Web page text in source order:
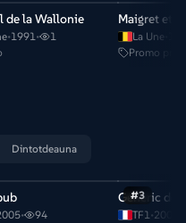
de la Wallonie
•1991•
1
Maigret et
La Une
Promo
Dintotdeauna
•
94
#3
Generic de
TF1•2000